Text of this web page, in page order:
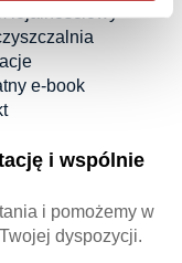
e-book
i wspólnie
i pomożemy w
dyspozycji.